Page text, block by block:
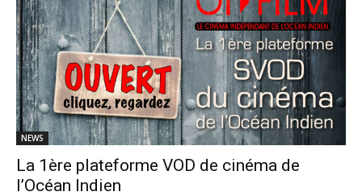
NEWS
La 1ère plateforme VOD de cinéma de
l’Océan Indien